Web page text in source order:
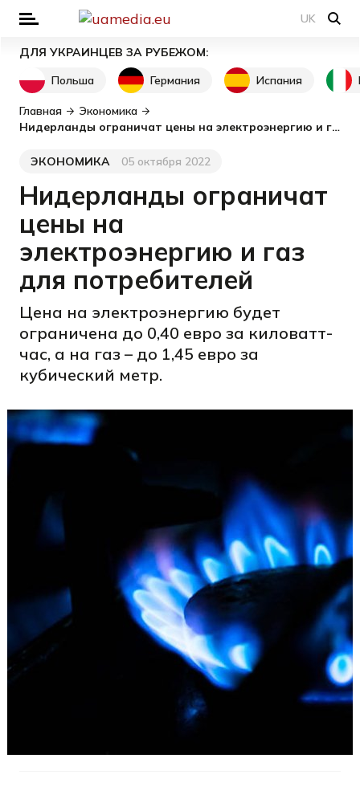
UK
ДЛЯ УКРАИНЦЕВ ЗА РУБЕЖОМ:
Польша
Германия Испания
Главная
Экономика
Нидерланды ограничат цены на электроэнергию и газ для потребителей
Категория
ЭКОНОМИКА
Дата публикации05 октября 2022
Нидерланды ограничат
цены на
электроэнергию и газ
для потребителей
Цена на электроэнергию будет
ограничена до 0,40 евро за киловатт-
час, а на газ – до 1,45 евро за
кубический метр.